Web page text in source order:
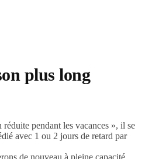
plus long
pendant les vacances », il se
avec 1 ou 2 jours de retard par